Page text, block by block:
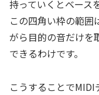
持っていくとベース
この四角い枠の範囲
がら目的の音だけを
できるわけです。
こうすることで